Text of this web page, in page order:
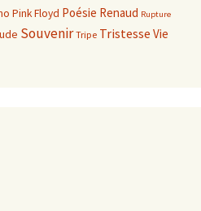
Pink Floyd Poésie Renaud Rupture
Souvenir Tripe Tristesse Vie